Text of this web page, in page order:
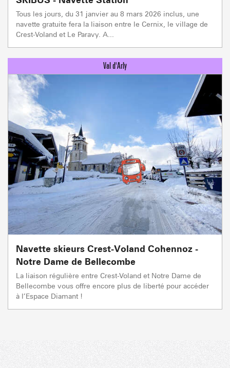
Tous les jours, du 31 janvier au 8 mars 2026 inclus, une
navette gratuite fera la liaison entre le Cernix, le village de
Crest-Voland et Le Paravy. A...
Navette skieurs Crest-Voland Cohennoz -
Notre Dame de Bellecombe
La liaison régulière entre Crest-Voland et Notre Dame de
Bellecombe vous offre encore plus de liberté pour accéder
à l’Espace Diamant !